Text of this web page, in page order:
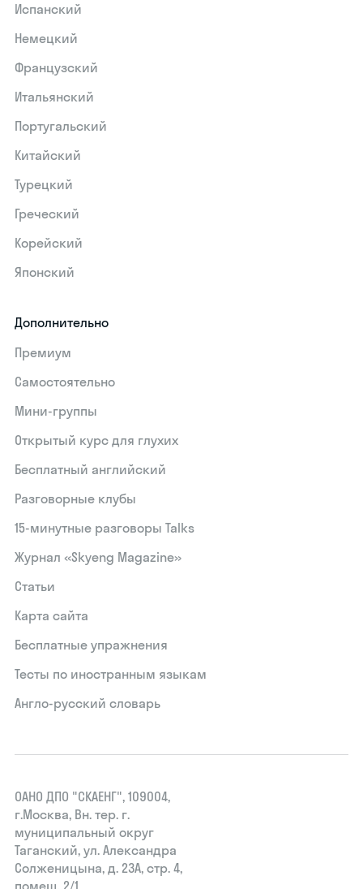
Испанский
Немецкий
Французский
Итальянский
Португальский
Китайский
Турецкий
Греческий
Корейский
Японский
Дополнительно
Премиум
Самостоятельно
Мини-группы
Открытый курс для глухих
Бесплатный английский
Разговорные клубы
15‑минутные разговоры Talks
Журнал «Skyeng Magazine»
Статьи
Карта сайта
Бесплатные упражнения
Тесты по иностранным языкам
Англо-русский словарь
ОАНО ДПО "СКАЕНГ", 109004,
г.Москва, Вн. тер. г.
муниципальный округ
Таганский, ул. Александра
Солженицына, д. 23А, стр. 4,